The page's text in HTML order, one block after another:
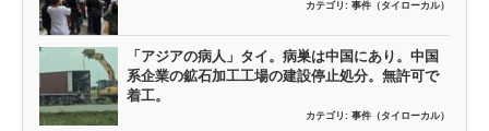
カテゴリ: 事件（タイローカル）
「アジアの病人」タイ。病巣は中国にあり。中国
系企業の鉱石加工工場の建設停止処分。無許可で
着工。
カテゴリ: 事件（タイローカル）